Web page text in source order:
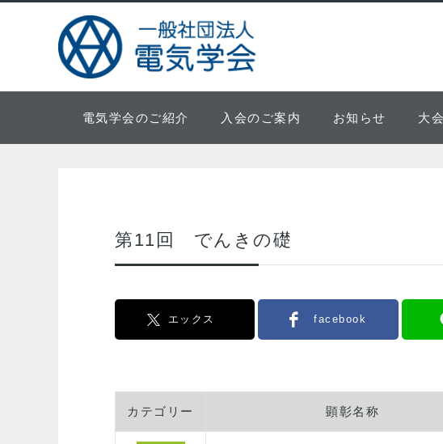
電気学会のご紹介 入会のご案内 お知らせ 大
第11回 でんきの礎
エックス facebook
カテゴリー 顕彰名称